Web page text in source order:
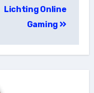
Lichting Online
Gaming